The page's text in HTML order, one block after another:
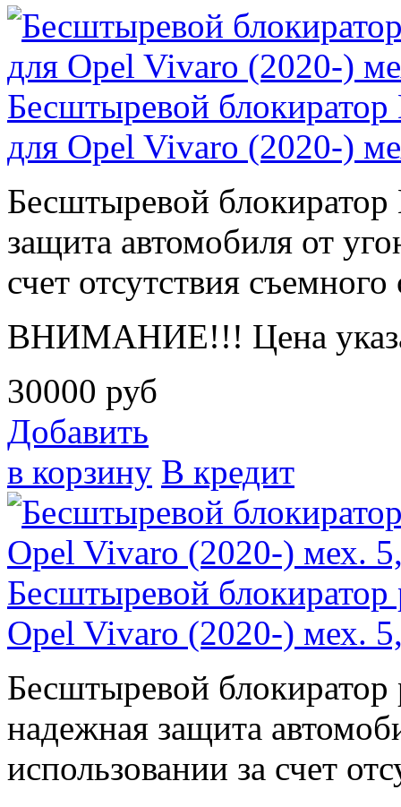
Бесштыревой
для Opel Vivaro (2020-)
Бесштыревой
защита автомобиля от
счет отсутствия съемного
ВНИМАНИЕ!!! Цена
30000 руб
Добавить
в корзину В кредит
Бесштыревой блокиратор
Opel Vivaro (2020-) мех.
Бесштыревой блокиратор
надежная защита
использовании за счет